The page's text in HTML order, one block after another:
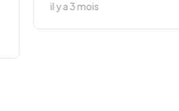
il y a 3 mois